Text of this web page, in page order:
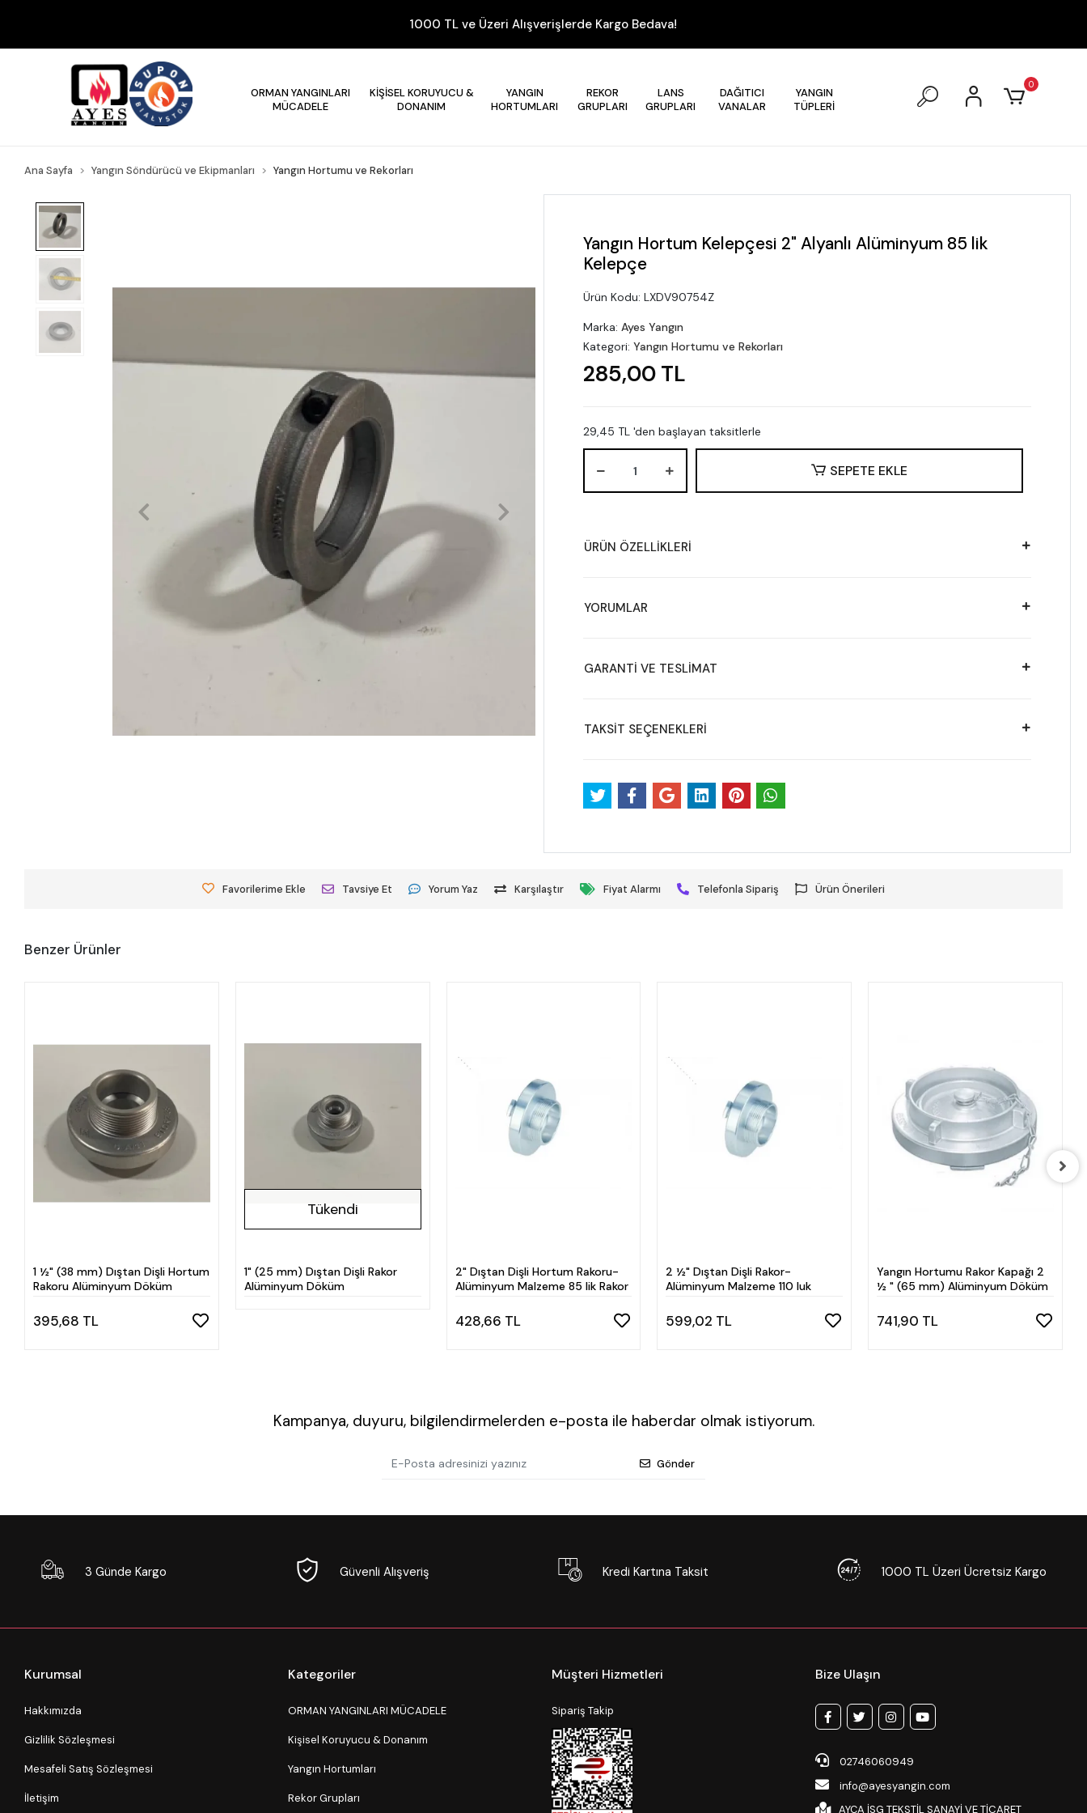
1000 TL ve Üzeri Alışverişlerde Kargo Bedava!
ORMAN YANGINLARI
MÜCADELE
KİŞİSEL KORUYUCU &
DONANIM
YANGIN
HORTUMLARI
REKOR
GRUPLARI
LANS
GRUPLARI
DAĞITICI
VANALAR
YANGIN
TÜPLERİ
0
Ana Sayfa Yangın Söndürücü ve Ekipmanları Yangın Hortumu ve Rekorları
Yangın Hortum Kelepçesi 2" Alyanlı Alüminyum 85 lik
Kelepçe
Ürün Kodu: LXDV90754Z
Marka: Ayes Yangın
Kategori: Yangın Hortumu ve Rekorları
285,00 TL
29,45 TL 'den başlayan taksitlerle
SEPETE EKLE
ÜRÜN ÖZELLİKLERİ
YORUMLAR
GARANTİ VE TESLİMAT
TAKSİT SEÇENEKLERİ
Favorilerime Ekle Tavsiye Et Yorum Yaz Karşılaştır Fiyat Alarmı Telefonla Sipariş Ürün Önerileri
Benzer Ürünler
1 ½" (38 mm) Dıştan Dişli Hortum
Rakoru Alüminyum Döküm
395,68 TL
Tükendi
1" (25 mm) Dıştan Dişli Rakor
Alüminyum Döküm
2" Dıştan Dişli Hortum Rakoru-
Alüminyum Malzeme 85 lik Rakor
428,66 TL
2 ½" Dıştan Dişli Rakor-
Alüminyum Malzeme 110 luk
599,02 TL
Yangın Hortumu Rakor Kapağı 2
½ " (65 mm) Alüminyum Döküm
741,90 TL
Kampanya, duyuru, bilgilendirmelerden e-posta ile haberdar olmak istiyorum.
Gönder
3 Günde Kargo Güvenli Alışveriş Kredi Kartına Taksit 1000 TL Üzeri Ücretsiz Kargo
Kurumsal
Hakkımızda
Gizlilik Sözleşmesi
Mesafeli Satış Sözleşmesi
İletişim
Kategoriler
ORMAN YANGINLARI MÜCADELE
Kişisel Koruyucu & Donanım
Yangın Hortumları
Rekor Grupları
Müşteri Hizmetleri
Sipariş Takip
Bize Ulaşın
02746060949
info@ayesyangin.com
AYÇA İSG TEKSTİL SANAYİ VE TİCARET